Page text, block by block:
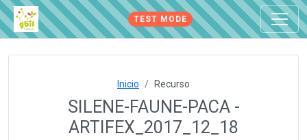
TEST MODE
Inicio Recurso
SILENE-FAUNE-PACA -
ARTIFEX_2017_12_18